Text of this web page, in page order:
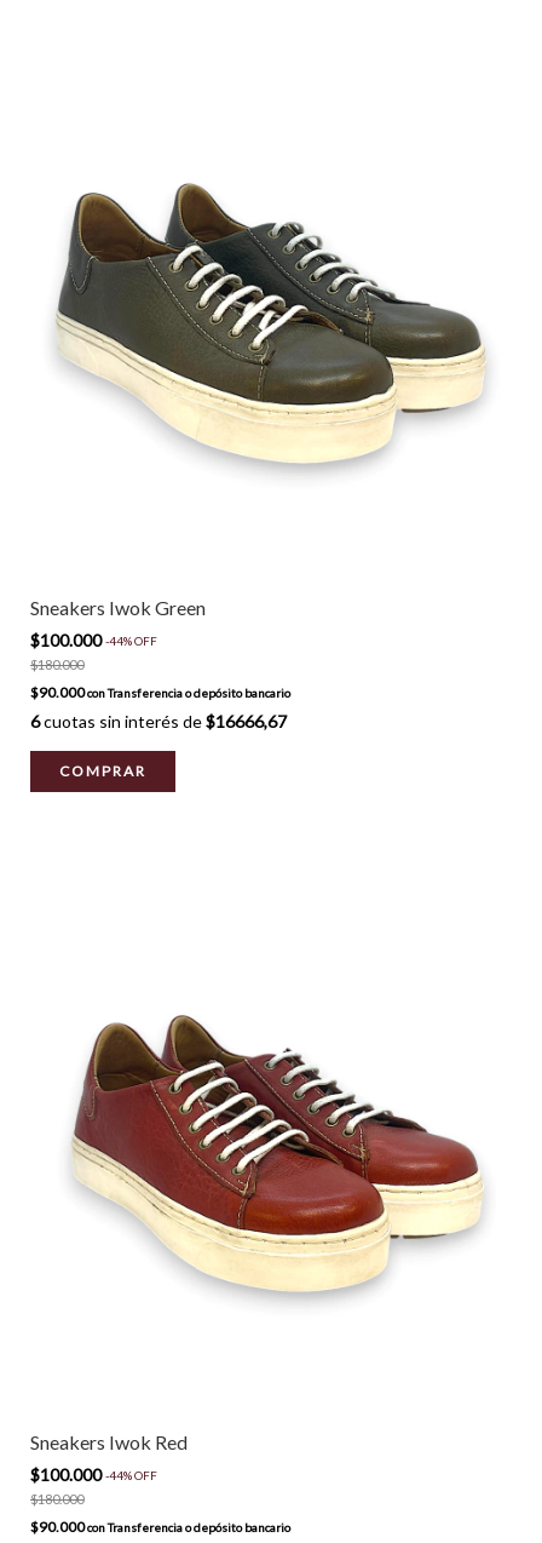
Sneakers Iwok Green
$100.000-44%OFF
$180.000
$90.000conTransferencia o depósito bancario
6cuotas sin interés de$16666,67
COMPRAR
Sneakers Iwok Red
$100.000-44%OFF
$180.000
$90.000conTransferencia o depósito bancario